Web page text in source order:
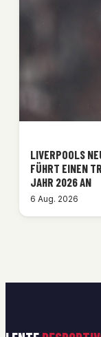
LIVERPOOLS
FÜHRT EINEN
JAHR 2026 AN
6 Aug. 2026